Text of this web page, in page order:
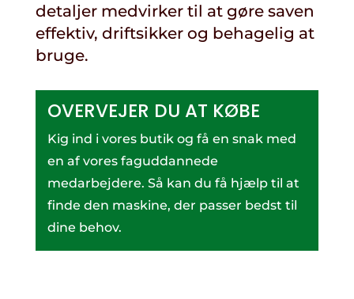
detaljer medvirker til at gøre saven
effektiv, driftsikker og behagelig at
bruge.
OVERVEJER DU AT KØBE
Kig ind i vores butik og få en snak med
en af vores faguddannede
medarbejdere. Så kan du få hjælp til at
finde den maskine, der passer bedst til
dine behov.